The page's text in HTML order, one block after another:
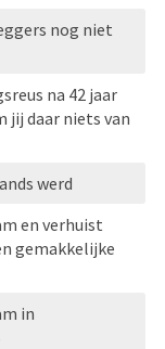
nog niet
na 42 jaar
jij daar niets van
werd
en verhuist
gemakkelijke
in